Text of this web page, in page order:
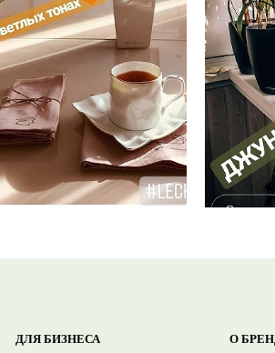
ДЛЯ БИЗНЕСА О